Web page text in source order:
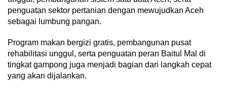
penguatan sektor pertanian dengan mewujudkan Aceh
sebagai lumbung pangan.
Program makan bergizi gratis, pembangunan pusat
rehabilitasi unggul, serta penguatan peran Baitul Mal di
tingkat gampong juga menjadi bagian dari langkah cepat
yang akan dijalankan.